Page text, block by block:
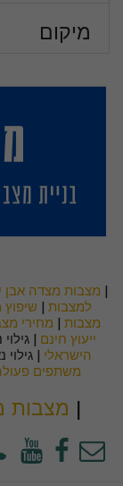
מיקום
| מצבות מצדה אבן
למצבות |
מצבות | מחירי
ייעוץ חינם |
הישראלי | גילוי
משתפים
| מצבות